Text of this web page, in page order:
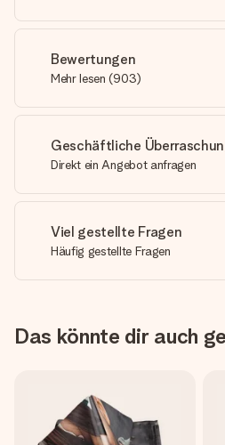
Bewertungen
Mehr lesen (903)
Geschäftliche
Direkt ein Angebot anfragen
Viel gestellte Fragen
Häufig gestellte Fragen
Das könnte dir auch